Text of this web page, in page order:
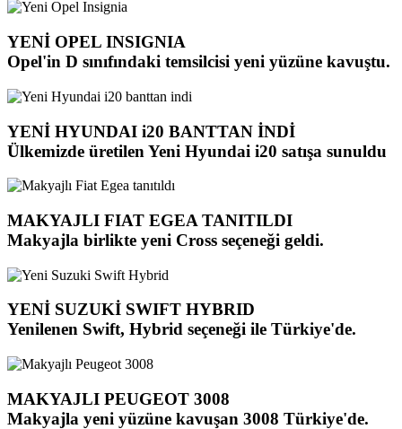
YENİ OPEL INSIGNIA
Opel'in D sınıfındaki temsilcisi yeni yüzüne kavuştu.
YENİ HYUNDAI i20 BANTTAN İNDİ
Ülkemizde üretilen Yeni Hyundai i20 satışa sunuldu
MAKYAJLI FIAT EGEA TANITILDI
Makyajla birlikte yeni Cross seçeneği geldi.
YENİ SUZUKİ SWIFT HYBRID
Yenilenen Swift, Hybrid seçeneği ile Türkiye'de.
MAKYAJLI PEUGEOT 3008
Makyajla yeni yüzüne kavuşan 3008 Türkiye'de.